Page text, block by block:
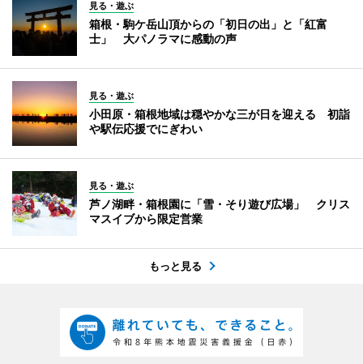
見る・遊ぶ
箱根・駒ケ岳山頂からの「初日の出」と「紅富
士」 大パノラマに感動の声
見る・遊ぶ
小田原・箱根地域は穏やかな三が日を迎える 初詣
や駅伝応援でにぎわい
見る・遊ぶ
芦ノ湖畔・箱根園に「雪・そり遊び広場」 クリス
マスイブから限定営業
もっと見る